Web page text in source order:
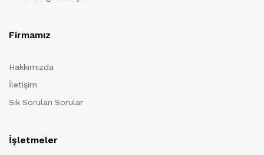
Firmamız
Hakkımızda
İletişim
Sık Sorulan Sorular
İşletmeler